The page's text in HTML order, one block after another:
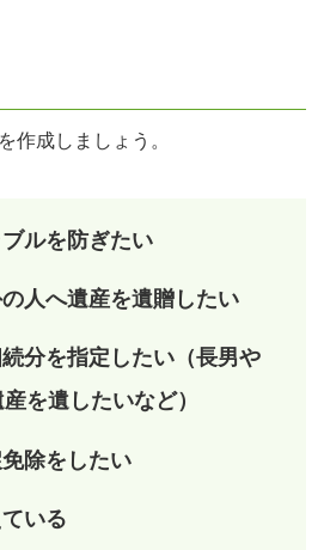
作成しましょう。
ルを防ぎたい
人へ遺産を遺贈したい
分を指定したい（長男や
を遺したいなど）
除をしたい
いる